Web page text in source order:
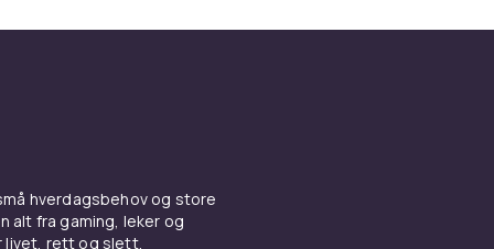
hverdagsbehov og store
alt fra gaming, leker og
livet, rett og slett.